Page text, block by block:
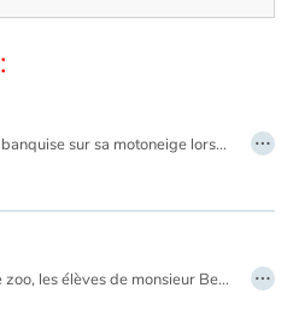
Aleqa sillonne la banquise sur sa motoneige lorsqu'elle tombe sur une oursonne blessée. Elle lui porte secours, la met à l'abri, l'observe prendre des forces en même temps que son propre ventre s'arrondit. Mais le prédateur aux trousses de l'oursonne n'a pas dit son dernier mot.
album ici :
…
Dans ce drôle de zoo, les élèves de monsieur Bennett connaissent bien les animaux. Le gorille veut jouer à cache-cache, les pingouins aiment les montagnes russes et les grands félins rêvent de jazz. Et tout est vrai, ce sont eux qui l'ont dit aux enfants ! …